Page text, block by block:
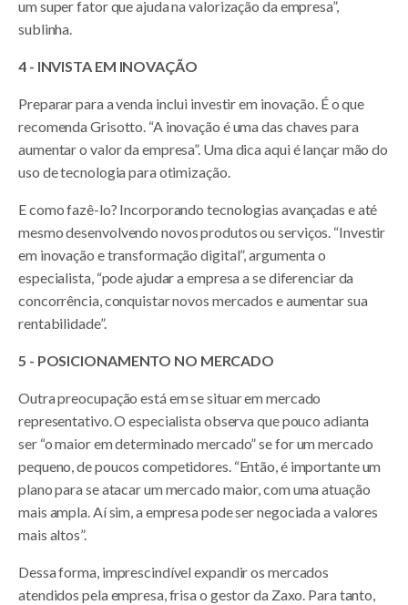
um super fator que ajuda na valorização da empresa”,
sublinha.
4 - INVISTA EM INOVAÇÃO
Preparar para a venda inclui investir em inovação. É o que
recomenda Grisotto. “A inovação é uma das chaves para
aumentar o valor da empresa”. Uma dica aqui é lançar mão do
uso de tecnologia para otimização.
E como fazê-lo? Incorporando tecnologias avançadas e até
mesmo desenvolvendo novos produtos ou serviços. “Investir
em inovação e transformação digital”, argumenta o
especialista, “pode ajudar a empresa a se diferenciar da
concorrência, conquistar novos mercados e aumentar sua
rentabilidade”.
5 - POSICIONAMENTO NO MERCADO
Outra preocupação está em se situar em mercado
representativo. O especialista observa que pouco adianta
ser “o maior em determinado mercado” se for um mercado
pequeno, de poucos competidores. “Então, é importante um
plano para se atacar um mercado maior, com uma atuação
mais ampla. Aí sim, a empresa pode ser negociada a valores
mais altos”.
Dessa forma, imprescindível expandir os mercados
atendidos pela empresa, frisa o gestor da Zaxo. Para tanto,